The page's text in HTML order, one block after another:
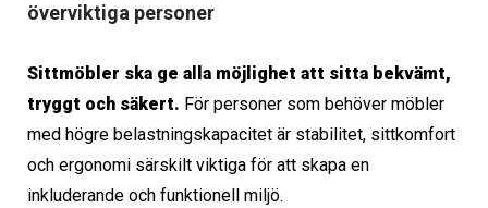
alternativen
produktsidan
överviktiga personer
Sittmöbler ska ge alla möjlighet att sitta bekvämt,
tryggt och säkert. För personer som behöver möbler
med högre belastningskapacitet är stabilitet, sittkomfort
och ergonomi särskilt viktiga för att skapa en
inkluderande och funktionell miljö.